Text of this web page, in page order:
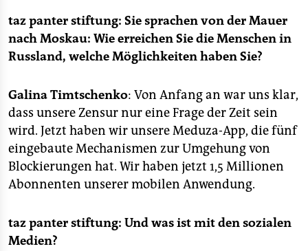
taz panter stiftung: Sie sprachen von der Mauer
nach Moskau: Wie erreichen Sie die Menschen in
Russland, welche Möglichkeiten haben Sie?
Galina Timtschenko: Von Anfang an war uns klar,
dass unsere Zensur nur eine Frage der Zeit sein
wird. Jetzt haben wir unsere Meduza-App, die fünf
eingebaute Mechanismen zur Umgehung von
Blockierungen hat. Wir haben jetzt 1,5 Millionen
Abonnenten unserer mobilen Anwendung.
taz panter stiftung: Und was ist mit den sozialen
Medien?